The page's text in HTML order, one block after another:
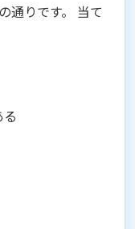
通りです。 当て